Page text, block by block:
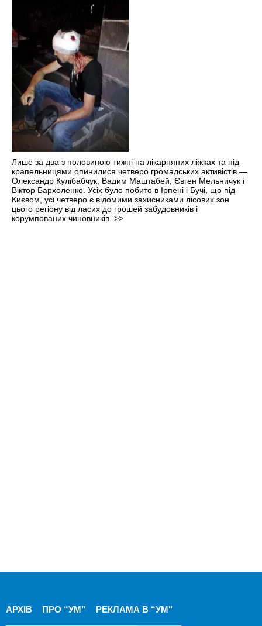
Лише за два з половиною тижні на лікарняних ліжках та під
крапельницями опинилися четверо громадських активістів —
Олександр Кулібабчук, Вадим Маштабей, Євген Мельничук і
Віктор Бархоленко. Усіх було побито в Ірпені і Бучі, що під
Києвом, усі четверо є відомими захисниками лісових зон
цього регіону від ласих до грошей забудовників і
корумпованих чиновників. >>
АРХІВ ПРО “УМ” РЕКЛАМА В “УМ"